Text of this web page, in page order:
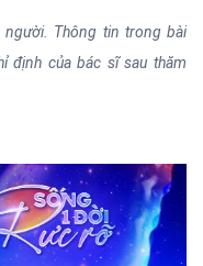
người. Thông tin trong bài
định của bác sĩ sau thăm